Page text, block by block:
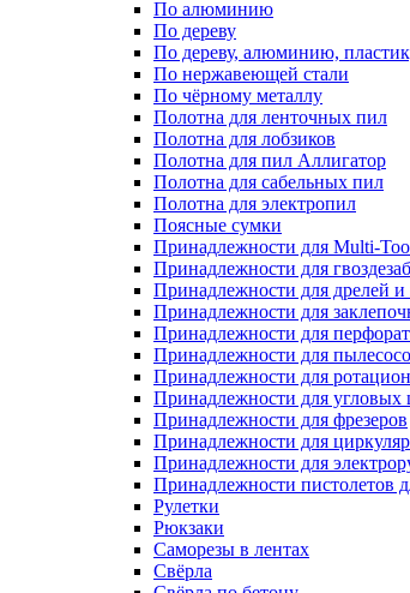
По алюминию
По дереву
По дереву, алюминию,
По нержавеющей стали
По чёрному металлу
Полотна для ленточных пил
Полотна для лобзиков
Полотна для пил Аллигатор
Полотна для сабельных пил
Полотна для электропил
Поясные сумки
Принадлежности для Multi-
Принадлежности для
Принадлежности для дрелей
Принадлежности для
Принадлежности для
Принадлежности для
Принадлежности для
Принадлежности для
Принадлежности для фрезеров
Принадлежности для
Принадлежности для
Принадлежности пистолетов
Рулетки
Рюкзаки
Саморезы в лентах
Свёрла